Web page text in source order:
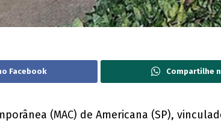
Facebook Compartilhe
(MAC) de Americana (SP),